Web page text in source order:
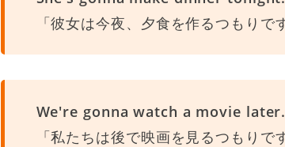
「彼女は今夜、夕食を作るつもりで
We're gonna watch a movie later.
「私たちは後で映画を見るつもりで